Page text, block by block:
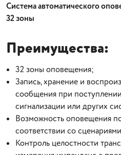
Система автоматического
32 зоны
Преимущества:
32 зоны оповещения;
Запись, хранение и
сообщения при
сигнализации или других
Возможность оповещения
соответствии со
Контроль целостности